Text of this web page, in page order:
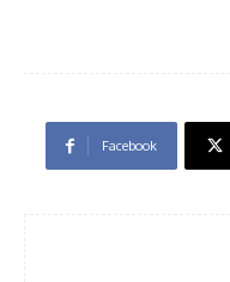
Facebook